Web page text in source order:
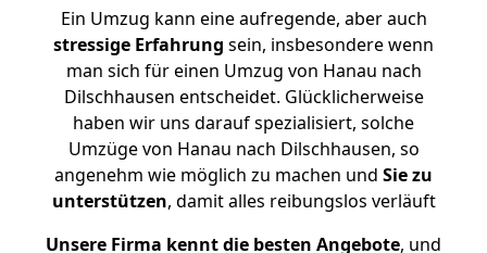
Ein Umzug kann eine aufregende, aber auch
stressige Erfahrung sein, insbesondere wenn
man sich für einen Umzug von Hanau nach
Dilschhausen entscheidet. Glücklicherweise
haben wir uns darauf spezialisiert, solche
Umzüge von Hanau nach Dilschhausen, so
angenehm wie möglich zu machen und Sie zu
unterstützen, damit alles reibungslos verläuft
Unsere Firma kennt die besten Angebote, und